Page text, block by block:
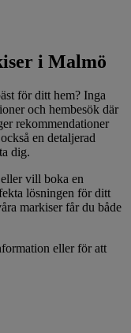
i Malmö
för ditt hem? Inga
och hembesök där
rekommendationer
en detaljerad
dig.
vill boka en
lösningen för ditt
markiser får du både
eller för att